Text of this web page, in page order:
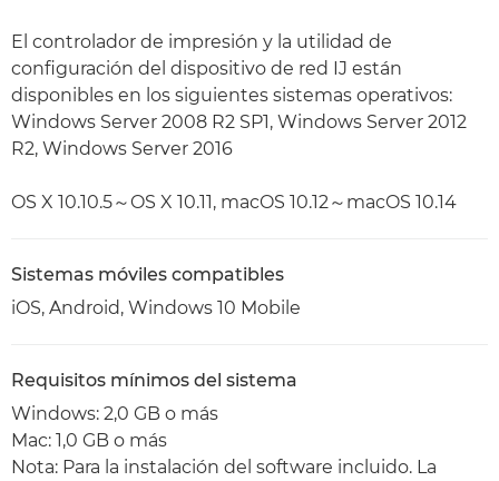
El controlador de impresión y la utilidad de
configuración del dispositivo de red IJ están
disponibles en los siguientes sistemas operativos:
Windows Server 2008 R2 SP1, Windows Server 2012
R2, Windows Server 2016
OS X 10.10.5～OS X 10.11, macOS 10.12～macOS 10.14
Sistemas móviles compatibles
iOS, Android, Windows 10 Mobile
Requisitos mínimos del sistema
Windows: 2,0 GB o más
Mac: 1,0 GB o más
Nota: Para la instalación del software incluido. La